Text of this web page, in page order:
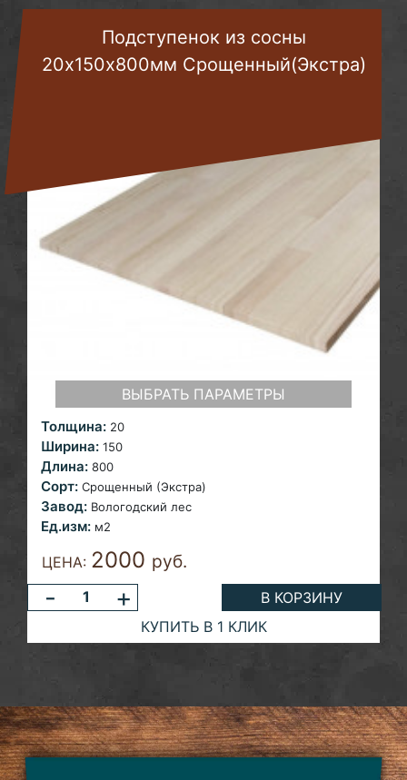
Подступенок из сосны
20х150х800мм Срощенный(Экстра)
ВЫБРАТЬ ПАРАМЕТРЫ
Толщина: 20
Ширина: 150
Длина: 800
Сорт: Срощенный (Экстра)
Завод: Вологодский лес
Ед.изм: м2
ЦЕНА: 2000 руб.
- +
В КОРЗИНУ
КУПИТЬ В 1 КЛИК